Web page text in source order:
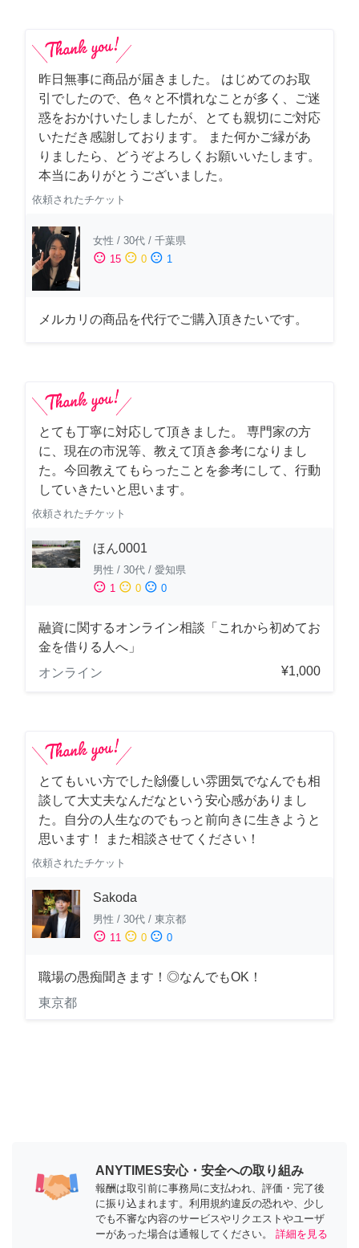
昨日無事に商品が届きました。 はじめてのお取
引でしたので、色々と不慣れなことが多く、ご迷
惑をおかけいたしましたが、とても親切にご対応
いただき感謝しております。 また何かご縁があ
りましたら、どうぞよろしくお願いいたします。
本当にありがとうございました。
依頼されたチケット
女性 / 30代 / 千葉県
sentiment_satisfied 15 sentiment_neutral 0 sentiment_dissatisfied 1
メルカリの商品を代行でご購入頂きたいです。
とても丁寧に対応して頂きました。 専門家の方
に、現在の市況等、教えて頂き参考になりまし
た。今回教えてもらったことを参考にして、行動
していきたいと思います。
依頼されたチケット
ほん0001
男性 / 30代 / 愛知県
sentiment_satisfied 1 sentiment_neutral 0 sentiment_dissatisfied 0
融資に関するオンライン相談「これから初めてお
金を借りる人へ」
オンライン
¥1,000
とてもいい方でした🙌優しい雰囲気でなんでも相
談して大丈夫なんだなという安心感がありまし
た。自分の人生なのでもっと前向きに生きようと
思います！ また相談させてください！
依頼されたチケット
Sakoda
男性 / 30代 / 東京都
sentiment_satisfied 11 sentiment_neutral 0 sentiment_dissatisfied 0
職場の愚痴聞きます！◎なんでもOK！
東京都
ANYTIMES安心・安全への取り組み
報酬は取引前に事務局に支払われ、評価・完了後
に振り込まれます。利用規約違反の恐れや、少し
でも不審な内容のサービスやリクエストやユーザ
ーがあった場合は通報してください。
詳細を見る